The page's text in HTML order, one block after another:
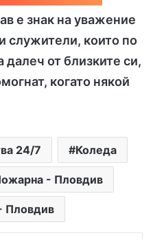
е знак на уважение
служители, които по
далеч от близките си,
когато някой
24/7 Коледа
- Пловдив
Пловдив